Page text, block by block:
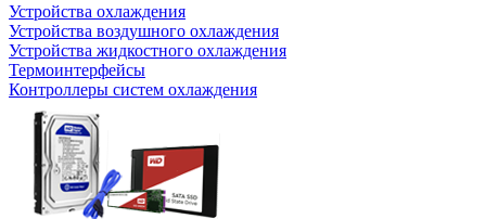
Устройства охлаждения
Устройства воздушного охлаждения
Устройства жидкостного охлаждения
Термоинтерфейсы
Контроллеры систем охлаждения